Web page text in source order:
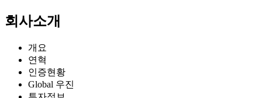
회사소개
개요
연혁
인증현황
Global 우진